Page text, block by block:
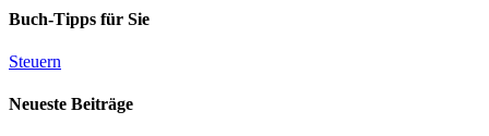
Buch-Tipps für Sie
Steuern
Neueste Beiträge